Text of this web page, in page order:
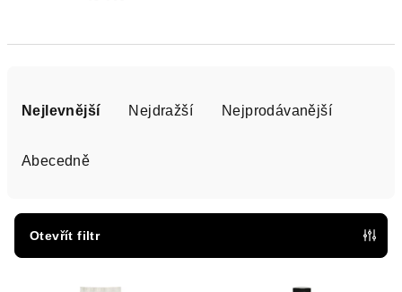
r
Nejlevnější Nejdražší Nejprodávanější
Abecedně
Otevřít filtr